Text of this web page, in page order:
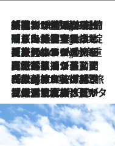
8 Hours Ago
「荷物が増えるほど旅ストレスは増す」美容ジャーナリストがたどり着いた最終結論。“化粧品を劇的に減らす”感動の凝縮美容とは
8 Hours Ago
「旅先には金髪ウィッグを持参」日本と同じメイクでは損してる!? 美容ジャーナリストが提案する“掟破りの旅美容”とは
8 Hours Ago
【厳選旅コスメ】「身軽さ＆UV対策重視！」ヘアアーティストshucoが選んだ夏旅ベストコスメを発表【Mサイズジップ】
2026.8.5
【厳選旅コスメ】国内をあちこち移動する河井菜摘が選んだ夏旅ベストコスメ発表！「リラックスアイテムはマスト」【Mサイズジップ】
2026.8.4
【厳選旅コスメ】「紫外線＆乾燥対策しながらメイク感も！」ヘア＆メイクGeorgeが選んだ夏旅ベストコスメを発表！【Mサイズジップ】
2026.8.3
【厳選旅コスメ】「保湿もタイパ重視！」“サウナ好き”タレント清水みさとが愛用する夏旅ベストコスメを発表！【Mサイズジップ】